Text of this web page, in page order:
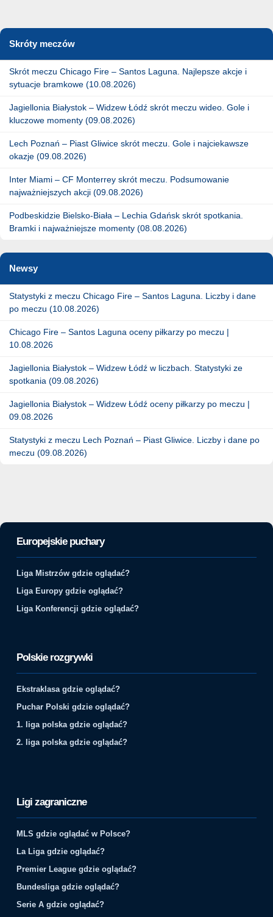
Skróty meczów
Skrót meczu Chicago Fire – Santos Laguna. Najlepsze akcje i
sytuacje bramkowe (10.08.2026)
Jagiellonia Białystok – Widzew Łódź skrót meczu wideo. Gole i
kluczowe momenty (09.08.2026)
Lech Poznań – Piast Gliwice skrót meczu. Gole i najciekawsze
okazje (09.08.2026)
Inter Miami – CF Monterrey skrót meczu. Podsumowanie
najważniejszych akcji (09.08.2026)
Podbeskidzie Bielsko-Biała – Lechia Gdańsk skrót spotkania.
Bramki i najważniejsze momenty (08.08.2026)
Newsy
Statystyki z meczu Chicago Fire – Santos Laguna. Liczby i dane
po meczu (10.08.2026)
Chicago Fire – Santos Laguna oceny piłkarzy po meczu |
10.08.2026
Jagiellonia Białystok – Widzew Łódź w liczbach. Statystyki ze
spotkania (09.08.2026)
Jagiellonia Białystok – Widzew Łódź oceny piłkarzy po meczu |
09.08.2026
Statystyki z meczu Lech Poznań – Piast Gliwice. Liczby i dane po
meczu (09.08.2026)
Europejskie puchary
Liga Mistrzów gdzie oglądać?
Liga Europy gdzie oglądać?
Liga Konferencji gdzie oglądać?
Polskie rozgrywki
Ekstraklasa gdzie oglądać?
Puchar Polski gdzie oglądać?
1. liga polska gdzie oglądać?
2. liga polska gdzie oglądać?
Ligi zagraniczne
MLS gdzie oglądać w Polsce?
La Liga gdzie oglądać?
Premier League gdzie oglądać?
Bundesliga gdzie oglądać?
Serie A gdzie oglądać?